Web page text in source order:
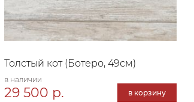
Толстый кот (Ботеро, 49см)
в наличии
29 500 р. в корзину